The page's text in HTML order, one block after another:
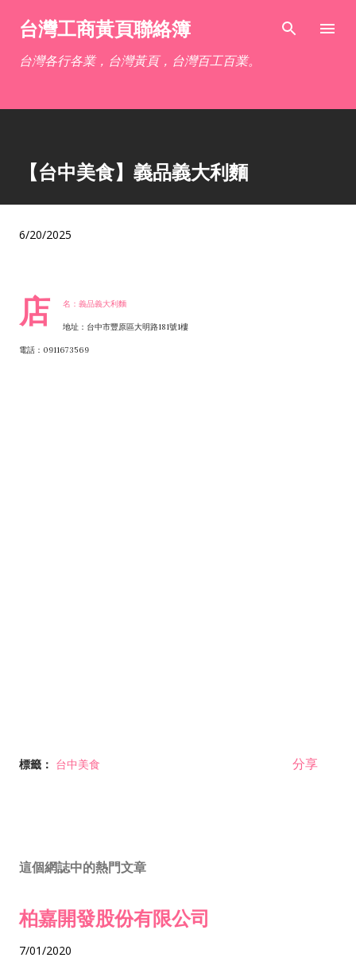
跳到主要內容
台灣工商黃頁聯絡簿
台灣各行各業，台灣黃頁，台灣百工百業。
【台中美食】義品義大利麵
6/20/2025
店 名：義品義大利麵
地址：台中市豐原區大明路181號1樓
電話：0911673569
標籤： 台中美食 分享
這個網誌中的熱門文章
柏嘉開發股份有限公司
7/01/2020